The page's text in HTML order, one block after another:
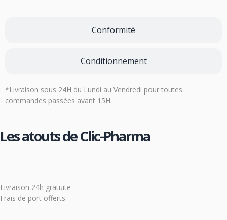
Conformité
Conditionnement
*Livraison sous 24H du Lundi au Vendredi pour toutes
commandes passées avant 15H.
Les atouts de Clic-Pharma
Livraison 24h gratuite
Frais de port offerts